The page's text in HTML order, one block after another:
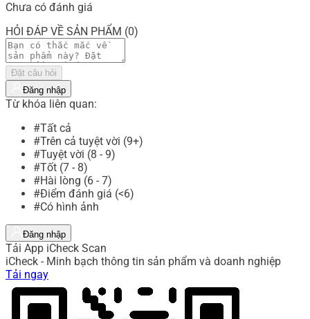
Chưa có đánh giá
HỎI ĐÁP VỀ SẢN PHẨM (0)
Đặt câu hỏi
Đăng nhập
Từ khóa liên quan:
#Tất cả
#Trên cả tuyệt vời (9+)
#Tuyệt vời (8 - 9)
#Tốt (7 - 8)
#Hài lòng (6 - 7)
#Điểm đánh giá (<6)
#Có hình ảnh
Đăng nhập
Tải App iCheck Scan
iCheck - Minh bạch thông tin sản phẩm và doanh nghiệp
Tải ngay